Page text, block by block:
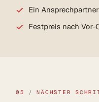
Ein
Festpreis nach
05 / NÄCHSTER